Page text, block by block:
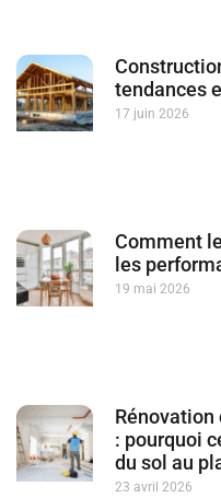
tendances
17 juin 2026
Comment
les
19 mai 2026
Rénovation
: pourquoi
du sol au
23 avril 2026